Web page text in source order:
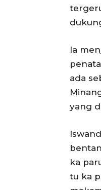
Ia
ada
yang
ka
tu ka